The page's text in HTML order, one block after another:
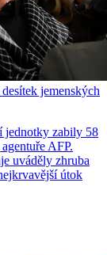
jemenských
jednotky zabily 58
AFP.
uváděly zhruba
útok